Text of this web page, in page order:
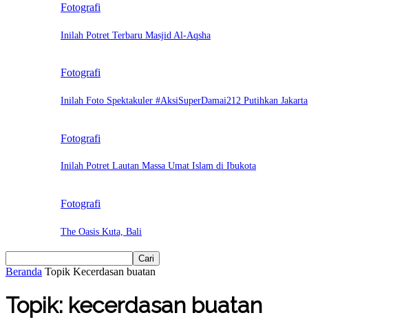
Fotografi
Inilah Potret Terbaru Masjid Al-Aqsha
Fotografi
Inilah Foto Spektakuler #AksiSuperDamai212 Putihkan Jakarta
Fotografi
Inilah Potret Lautan Massa Umat Islam di Ibukota
Fotografi
The Oasis Kuta, Bali
Beranda Topik Kecerdasan buatan
Topik: kecerdasan buatan